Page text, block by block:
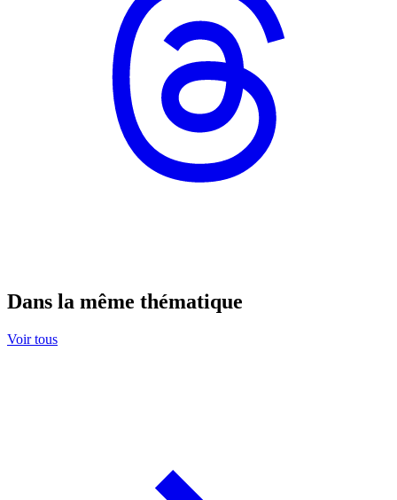
Dans la même thématique
Voir tous